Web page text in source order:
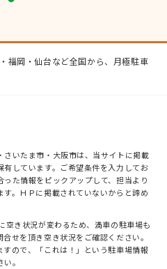
福岡・仙台など全国から、月極駐車
いたま市・大阪市は、当サイトに掲載
しています。ご希望条件を入力してお
た情報をピックアップして、担当より
。ＨＰに掲載されていないからと諦め
空き状況が変わるため、満車の駐車場も
せを頂き空き状況をご確認ください。
ので、「これは！」という駐車場情報
。